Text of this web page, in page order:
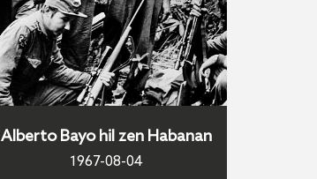
Alberto Bayo hil zen Habanan
1967-08-04